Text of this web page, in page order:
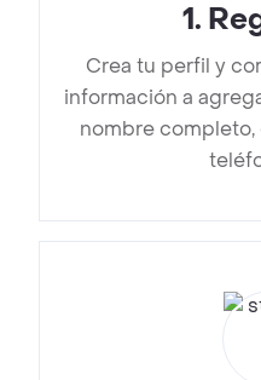
1.
Crea tu perfil y
información a
nombre